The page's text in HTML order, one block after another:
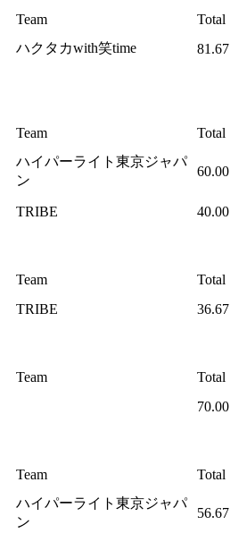
Team
Total
ハクタカwith笑time 81.67
Team Total
ハイパーライト東京ジャパ
ン
60.00
TRIBE 40.00
Team
Total
TRIBE 36.67
Team
Total
70.00
Team Total
ハイパーライト東京ジャパ
ン
56.67